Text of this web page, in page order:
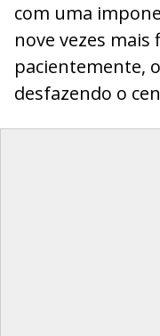
com uma
nove vezes mais
pacientemente,
desfazendo o